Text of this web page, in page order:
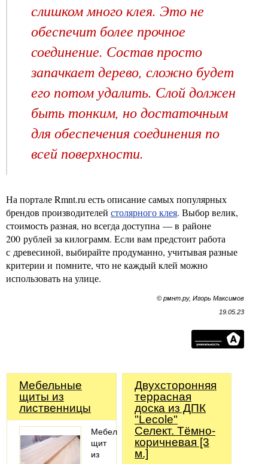
слишком много клея. Это не
обеспечит более прочное
соединение. Состав просто
запачкает дерево, сложно будет
его потом удалить. Слой должен
быть тонким, но достаточным
для обеспечения соединения по
всей поверхности.
На портале Rmnt.ru есть описание самых популярных
брендов производителей столярного клея. Выбор велик,
стоимость разная, но всегда доступна — в районе
200 рублей за килограмм. Если вам предстоит работа
с древесиной, выбирайте продуманно, учитывая разные
критерии и помните, что не каждый клей можно
использовать на улице.
© рмнт.ру, Игорь Максимов
19.05.23
Мебельные
щиты из
лиственницы
Мебельный
щит
из
Двухсторонняя
террасная
доска из ДПК
"Lecole"
Селект. Тёмно-
коричневая [3
м.]